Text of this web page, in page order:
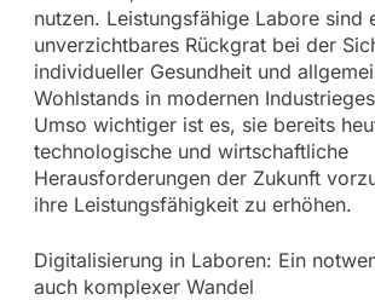
nutzen. Leistungsfähige Labore sind
unverzichtbares Rückgrat bei der
individueller Gesundheit und
Wohlstands in modernen
Umso wichtiger ist es, sie bereits
technologische und wirtschaftliche
Herausforderungen der Zukunft
ihre Leistungsfähigkeit zu erhöhen.
Digitalisierung in Laboren: Ein
auch komplexer Wandel